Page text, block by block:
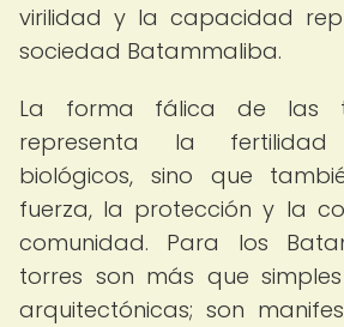
virilidad y la capacidad
sociedad Batammaliba.
La forma fálica de las
representa la
biológicos, sino que
fuerza, la protección y la
comunidad. Para los
torres son más que
arquitectónicas; son